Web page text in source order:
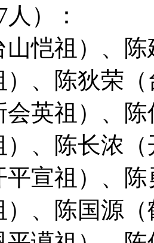
人）：
山恺祖）、
、 陈狄荣
会英祖）、
）、陈长浓
平宣祖）、
）、陈国源